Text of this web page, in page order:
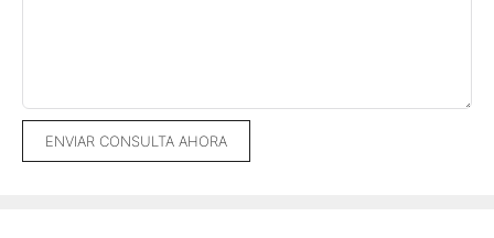
ENVIAR CONSULTA AHORA